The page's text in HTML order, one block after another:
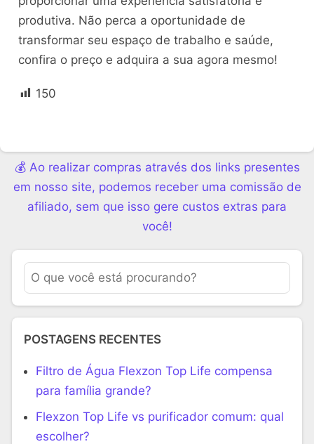
produtiva. Não perca a oportunidade de
transformar seu espaço de trabalho e saúde,
confira o preço e adquira a sua agora mesmo!
150
💰 Ao realizar compras através dos links presentes
em nosso site, podemos receber uma comissão de
afiliado, sem que isso gere custos extras para
você!
POSTAGENS RECENTES
Filtro de Água Flexzon Top Life compensa
para família grande?
Flexzon Top Life vs purificador comum: qual
escolher?